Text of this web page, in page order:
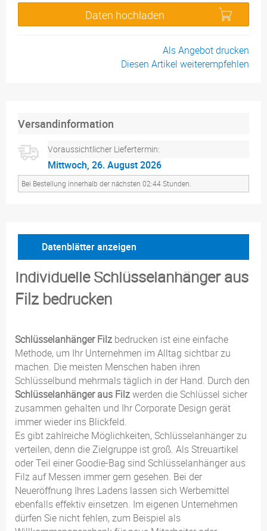
Daten hochladen
Als Angebot drucken
Diesen Artikel weiterempfehlen
Versandinformation
Voraussichtlicher Liefertermin:
Mittwoch, 26. August 2026
Bei Bestellung innerhalb der nächsten 02:44 Stunden.
Datenblätter anzeigen
Individuelle Schlüsselanhänger aus
Filz bedrucken
Schlüsselanhänger Filz bedrucken ist eine einfache
Methode, um Ihr Unternehmen im Alltag sichtbar zu
machen. Die meisten Menschen haben ihren
Schlüsselbund mehrmals täglich in der Hand. Durch den
Schlüsselanhänger aus Filzwerden die Schlüssel sicher
zusammen gehalten und Ihr Corporate Design gerät
immer wieder ins Blickfeld.
Es gibt zahlreiche Möglichkeiten, Schlüsselanhänger zu
verteilen, denn die Zielgruppe ist groß. Als Streuartikel
oder Teil einer Goodie-Bag sind Schlüsselanhänger aus
Filz auf Messen immer gern gesehen. Bei der
Neueröffnung Ihres Ladens lassen sich Werbemittel
ebenfalls effektiv einsetzen. Im eigenen Unternehmen
dürfen Sie nicht fehlen, zum Beispiel als